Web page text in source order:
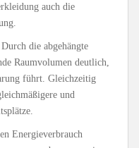
auch die
die abgehängte
Raumvolumen deutlich,
führt. Gleichzeitig
und
Energieverbrauch